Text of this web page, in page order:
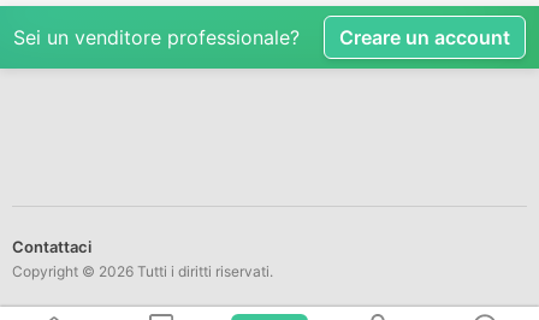
Sei un venditore professionale? Creare un account
Contattaci
Copyright © 2026 Tutti i diritti riservati.